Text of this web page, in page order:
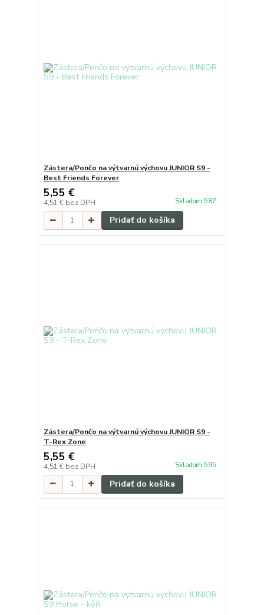
Zástera/Pončo na výtvarnú výchovu JUNIOR S9 -
Best Friends Forever
5,55 €
4,51 € bez DPH Skladom 587
Pridať do košíka
Zástera/Pončo na výtvarnú výchovu JUNIOR S9 -
T-Rex Zone
5,55 €
4,51 € bez DPH Skladom 595
Pridať do košíka